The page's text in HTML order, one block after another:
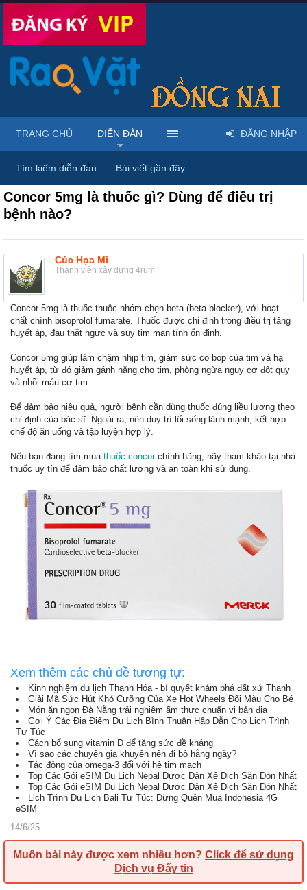
Diễn đàn ... Thảo luận chung & chia sẻ kinh nghiệm
Concor 5mg là thuốc gì? Dùng để điều trị
bệnh nào?
Cúc Họa Mi
Thành viên xây dựng 4rum
Concor 5mg là thuốc thuộc nhóm chẹn beta (beta-blocker), với hoạt
chất chính bisoprolol fumarate. Thuốc được chỉ định trong điều trị tăng
huyết áp, đau thắt ngực và suy tim mạn tính ổn định.
Concor 5mg giúp làm chậm nhịp tim, giảm sức co bóp của tim và hạ
huyết áp, từ đó giảm gánh nặng cho tim, phòng ngừa nguy cơ đột quỵ
và nhồi máu cơ tim.
Để đảm bảo hiệu quả, người bệnh cần dùng thuốc đúng liều lượng theo
chỉ định của bác sĩ. Ngoài ra, nên duy trì lối sống lành mạnh, kết hợp
chế độ ăn uống và tập luyện hợp lý.
Nếu bạn đang tìm mua thuốc concorchính hãng, hãy tham khảo tại nhà
thuốc uy tín để đảm bảo chất lượng và an toàn khi sử dụng.
Xem thêm các chủ đề tương tự:
Kinh nghiệm du lịch Thanh Hóa - bí quyết khám phá đất xứ Thanh
Giải Mã Sức Hút Khó Cưỡng Của Xe Hot Wheels Đổi Màu Cho Bé
Món ăn ngon Đà Nẵng trải nghiệm ẩm thực chuẩn vị bản địa
Gợi Ý Các Địa Điểm Du Lịch Bình Thuận Hấp Dẫn Cho Lịch Trình
Tự Túc
Cách bổ sung vitamin D để tăng sức đề kháng
Vì sao các chuyên gia khuyên nên đi bộ hằng ngày?
Tác động của omega-3 đối với hệ tim mạch
Top Các Gói eSIM Du Lịch Nepal Được Dân Xê Dịch Săn Đón Nhất
Top Các Gói eSIM Du Lịch Nepal Được Dân Xê Dịch Săn Đón Nhất
Lịch Trình Du Lịch Bali Tự Túc: Đừng Quên Mua Indonesia 4G
eSIM
14/6/25
Muốn bài này được xem nhiều hơn? Click để sử dụng
Dịch vụ Đẩy tin
TRANG CHỦ DIỄN ĐÀN
Tìm kiếm diễn đàn Bài viết gần đây
ĐĂNG NHẬP